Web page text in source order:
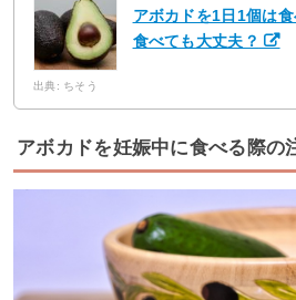
アボカドを1日1個は
食べても大丈夫？
出典: ちそう
アボカドを妊娠中に食べる際の